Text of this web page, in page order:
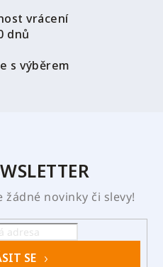
vrácení
dnů
s výběrem
žádné novinky či slevy!
SE